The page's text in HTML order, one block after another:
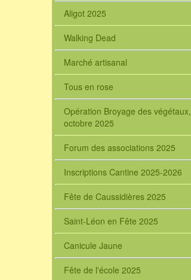
Aligot 2025
Walking Dead
Marché artisanal
Tous en rose
Opération Broyage des végétaux,
octobre 2025
Forum des associations 2025
Inscriptions Cantine 2025-2026
Fête de Caussidières 2025
Saint-Léon en Fête 2025
Canicule Jaune
Fête de l'école 2025